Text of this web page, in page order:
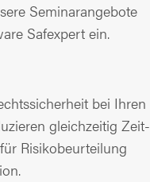
Seminarangebote
Safexpert ein.
bei Ihren
gleichzeitig Zeit-
Risikobeurteilung